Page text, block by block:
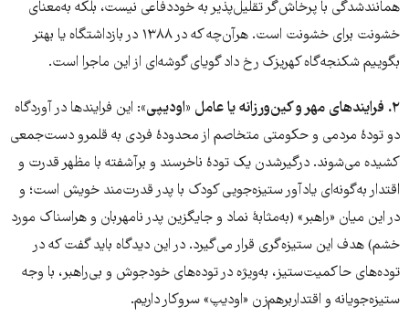
همانندشدگی با پرخاش‌گر تقلیل‌پذیر به خوددفاعی نیست، بلکه به‌معنای
خشونت برای خشونت است. هرآن‌چه که در ۱۳۸۸ در بازداشتگاه یا بهتر
بگوییم شکنجه‌گاه کهریزک رخ داد گویای گوشه‌ای از این ماجرا است.
۲. فرایندهای مهر و کین ورزانه یا عامل «اودیپی»: این فرایندها در آوردگاه
دو تودۀ مردمی و حکومتی متخاصم از محدودۀ فردی به قلمرو دست‌جمعی
کشیده می‌شوند. درگیرشدن یک تودۀ ناخرسند و برآشفته با مظهر قدرت و
اقتدار به‌گونه‌ای یادآور ستیزه‌جویی کودک با پدر قدرت‌مند خویش است؛ و
در این میان «راهبر» (به‌مثابۀ نماد و جایگزین پدر نامهربان و هراسناک مورد
خشم) هدف این ستیزه‌گری قرار می‌گیرد. در این دیدگاه باید گفت که در
توده‌های حاکمیت‌ستیز، به‌ویژه در توده‌های خودجوش و بی‌راهبر، با وجه
ستیزه‌جویانه و اقتداربرهم‌زن «اودیپ» سروکار داریم.